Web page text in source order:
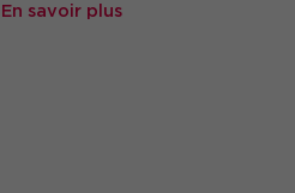
En savoir plus